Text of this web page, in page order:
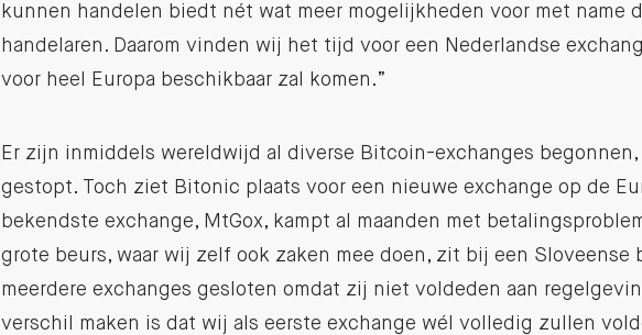
kunnen handelen biedt nét wat meer mogelijkheden voor met name
handelaren. Daarom vinden wij het tijd voor een Nederlandse
voor heel Europa beschikbaar zal komen.”
Er zijn inmiddels wereldwijd al diverse Bitcoin-exchanges begonnen,
gestopt. Toch ziet Bitonic plaats voor een nieuwe exchange op de
bekendste exchange, MtGox, kampt al maanden met
grote beurs, waar wij zelf ook zaken mee doen, zit bij een Sloveense
meerdere exchanges gesloten omdat zij niet voldeden aan
verschil maken is dat wij als eerste exchange wél volledig zullen